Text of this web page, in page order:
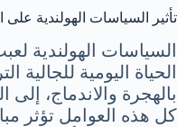
تأثير السياسات الهولندية على
السياسات الهولندية
الحياة اليومية للجالية
بالهجرة والاندماج، إلى
كل هذه العوامل تؤثر